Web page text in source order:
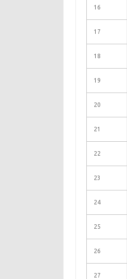
16
17
18
19
20
21
22
23
24
25
26
27